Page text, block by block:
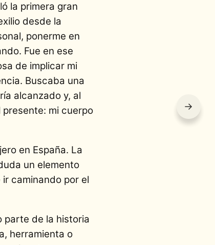
la primera gran
desde la
ponerme en
Fue en ese
de implicar mi
Buscaba una
alcanzado y, al
mi cuerpo
en España. La
un elemento
caminando por el
parte de la historia
herramienta o
→